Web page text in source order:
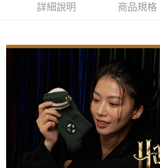
每筆NT$150，滿NT$888(含以上)免運費
詳細說明 商品規格